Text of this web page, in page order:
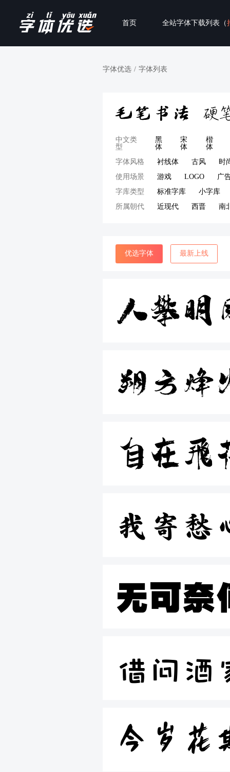
首页 全站字体下载列表（
字体优选 / 字体列表
中文类
型
黑
体
宋
体
楷
体
字体风格
衬线体 古风
时
使用场景
游戏 LOGO
广
字库类型
标准字库
小字库
所属朝代
近现代 西晋 南
优选字体 最新上线
人攀明
朔方烽
自在飞
我寄愁
无可奈
借问酒
今岁花